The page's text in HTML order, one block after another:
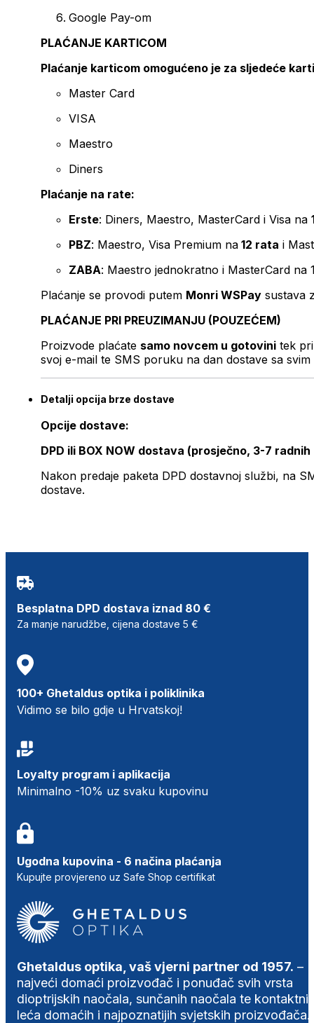
Google Pay-om
PLAĆANJE KARTICOM
Plaćanje karticom omogućeno je za sljedeće
Master Card
VISA
Maestro
Diners
Plaćanje na rate:
Erste: Diners, Maestro, MasterCard i Visa na
PBZ: Maestro, Visa Premium na 12 rata i
ZABA: Maestro jednokratno i MasterCard na
Plaćanje se provodi putem Monri WSPay sustava
PLAĆANJE PRI PREUZIMANJU (POUZEĆEM)
Proizvode plaćate samo novcem u gotovini tek
svoj e-mail te SMS poruku na dan dostave sa svim
Detalji opcija brze dostave
Opcije dostave:
DPD ili BOX NOW dostava (prosječno, 3-7 radnih
Nakon predaje paketa DPD dostavnoj službi, na
dostave.
Besplatna DPD dostava iznad 80 €
Za manje narudžbe, cijena dostave 5 €
100+ Ghetaldus optika i poliklinika
Vidimo se bilo gdje u Hrvatskoj!
Loyalty program i aplikacija
Minimalno -10% uz svaku kupovinu
Ugodna kupovina - 6 načina plaćanja
Kupujte provjereno uz Safe Shop certifikat
Ghetaldus optika, vaš vjerni partner od 1957. –
najveći domaći proizvođač i ponuđač svih vrsta
dioptrijskih naočala, sunčanih naočala te
leća domaćih i najpoznatijih svjetskih proizvođača.